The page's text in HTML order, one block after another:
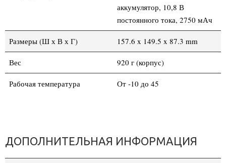
аккумулятор, 10,8 В
постоянного тока, 2750 мАч
Размеры (Ш х В х Г) 157.6 x 149.5 x 87.3 mm
Вес 920 г (корпус)
Рабочая температура От -10 до 45
ДОПОЛНИТЕЛЬНАЯ ИНФОРМАЦИЯ